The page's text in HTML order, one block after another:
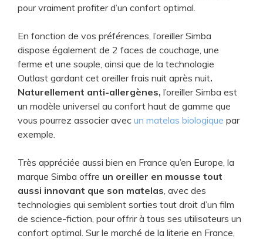
pour vraiment profiter d’un confort optimal.
En fonction de vos préférences, l’oreiller Simba
dispose également de 2 faces de couchage, une
ferme et une souple, ainsi que de la technologie
Outlast gardant cet oreiller frais nuit après nuit.​
Naturellement anti-allergènes, l’oreiller Simba est
un modèle universel au confort haut de gamme que
vous pourrez associer avec un matelas biologique par
exemple.
​​Très appréciée aussi bien en France qu’en Europe, la
marque Simba offre un oreiller en mousse tout
aussi innovant que son matelas , avec des
technologies qui semblent sorties tout droit d’un film
de science-fiction, pour offrir à tous ses utilisateurs un
confort optimal. Sur le marché de la literie en France,